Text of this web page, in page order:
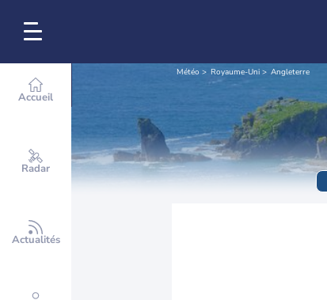
Accueil
Radar
Actualités
Météo Royaume-Uni Angleterre